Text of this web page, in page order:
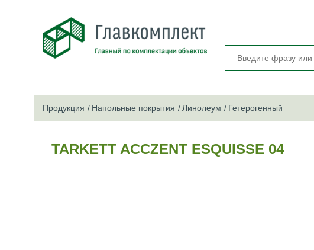
Продукция Напольные покрытия Линолеум Гетерогенный
TARKETT ACCZENT ESQUISSE 04